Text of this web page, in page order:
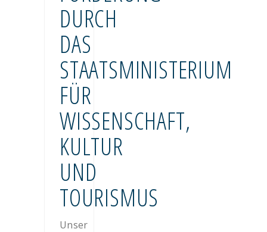
DURCH
DAS
STAATSMINISTERIUM
FÜR
WISSENSCHAFT,
KULTUR
UND
TOURISMUS
Unser